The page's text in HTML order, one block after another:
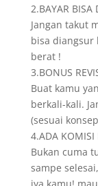
2.BAYAR BISA
Jangan takut
bisa diangsur
berat !
3.BONUS
Buat kamu
berkali-kali.
(sesuai
4.ADA KOMISI
Bukan cuma
sampe